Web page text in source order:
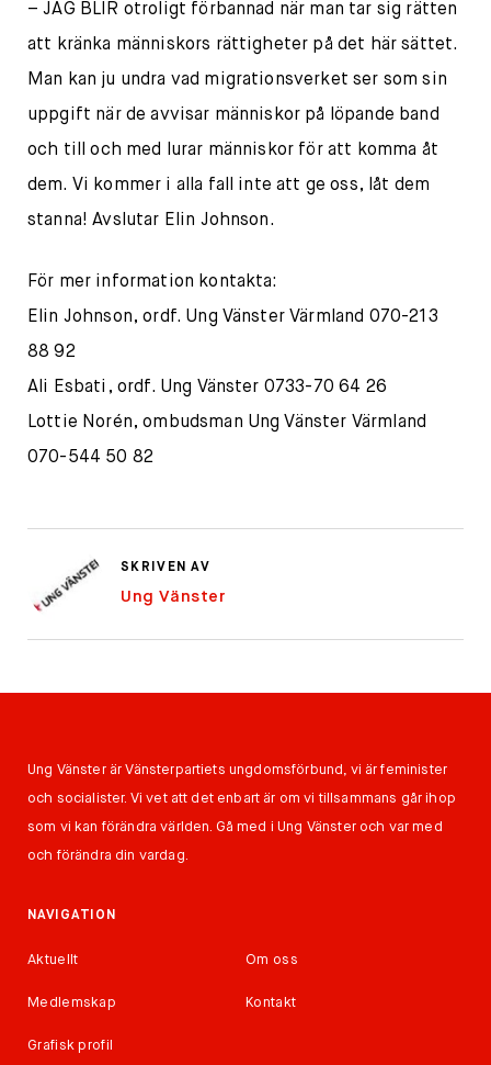
– JAG BLIR otroligt förbannad när man tar sig rätten
att kränka människors rättigheter på det här sättet.
Man kan ju undra vad migrationsverket ser som sin
uppgift när de avvisar människor på löpande band
och till och med lurar människor för att komma åt
dem. Vi kommer i alla fall inte att ge oss, låt dem
stanna! Avslutar Elin Johnson.
För mer information kontakta:
Elin Johnson, ordf. Ung Vänster Värmland 070-213
88 92
Ali Esbati, ordf. Ung Vänster 0733-70 64 26
Lottie Norén, ombudsman Ung Vänster Värmland
070-544 50 82
SKRIVEN AV
Ung Vänster
Ung Vänster är Vänsterpartiets ungdomsförbund, vi är feminister
och socialister. Vi vet att det enbart är om vi tillsammans går ihop
som vi kan förändra världen. Gå med i Ung Vänster och var med
och förändra din vardag.
NAVIGATION
Aktuellt Om oss
Medlemskap Kontakt
Grafisk profil